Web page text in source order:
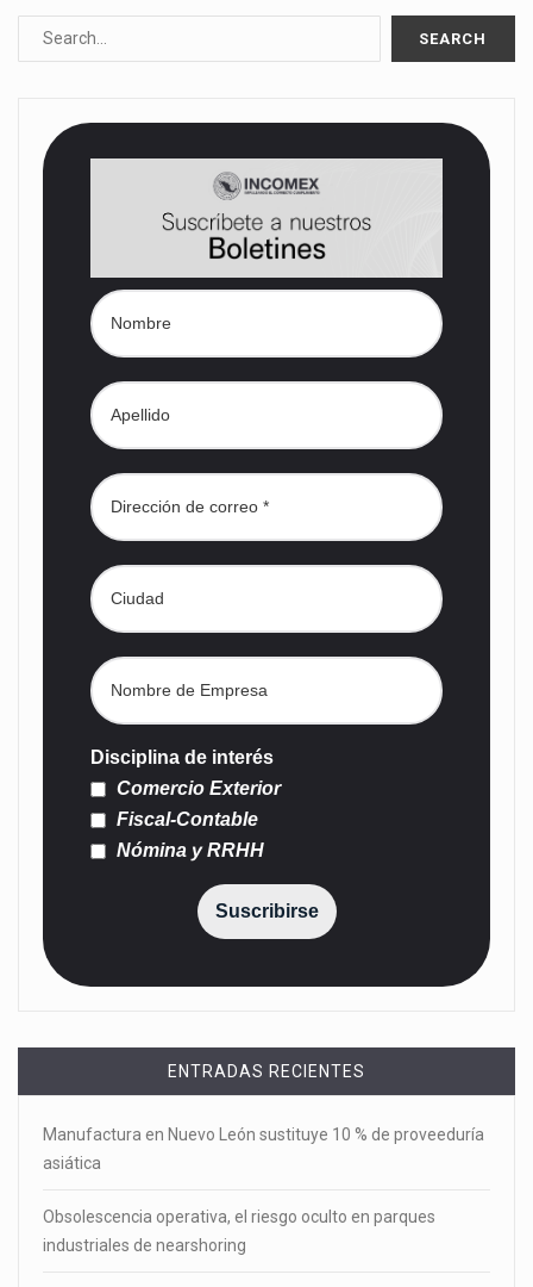
Disciplina de interés
Comercio Exterior
Fiscal-Contable
Nómina y RRHH
Suscribirse
ENTRADAS RECIENTES
Manufactura en Nuevo León sustituye 10 % de proveeduría
asiática
Obsolescencia operativa, el riesgo oculto en parques
industriales de nearshoring